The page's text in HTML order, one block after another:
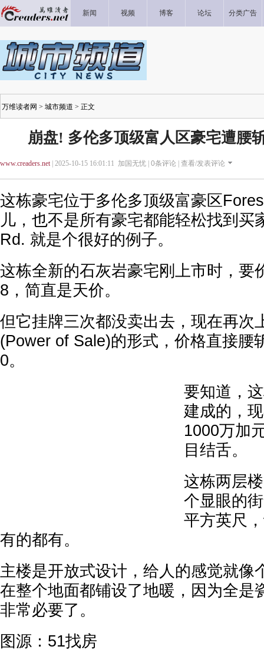
新闻 视频 博客 论坛 分类广告
万维读者网 > 城市频道 > 正文
崩盘! 多伦多顶级富人区豪宅遭腰
www.creaders.net| 2025-10-15 16:01:11 加国无忧 | 0条评论 | 查看/发表评论
这栋豪宅位于多伦多顶级富豪区
儿，也不是所有豪宅都能轻松找到买
Rd. 就是个很好的例子。
这栋全新的石灰岩豪宅刚上市时，要
8，简直是天价。
但它挂牌三次都没卖出去，现在再次
(Power of Sale)的形式，价格直接腰
0。
要知道，
建成的，
1000万加
目结舌。
这栋两层
个显眼的
平方英尺
有的都有。
主楼是开放式设计，给人的感觉就像
在整个地面都铺设了地暖，因为全是
非常必要了。
图源：51找房